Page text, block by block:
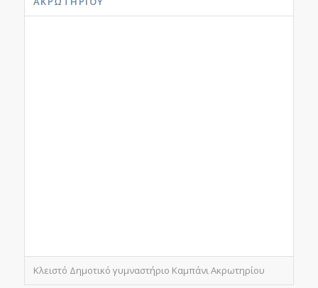
Κλειστό Δημοτικό γυμναστήριο Καμπάνι Ακρωτηρίου